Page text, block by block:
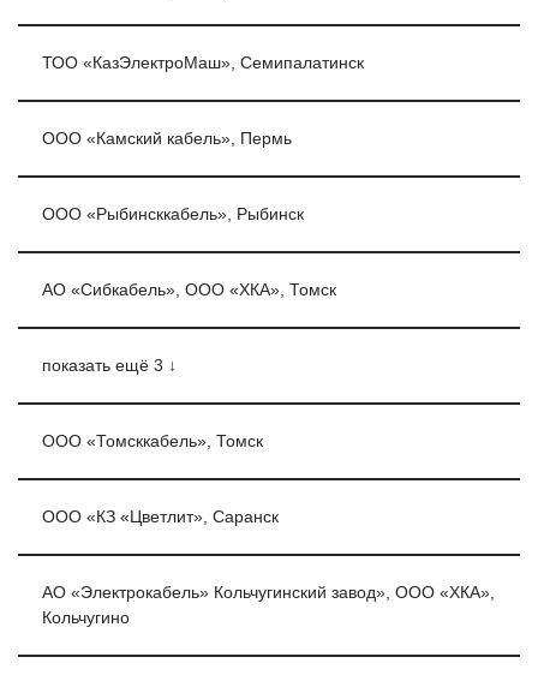
ТОО «КазЭлектроМаш», Семипалатинск
ООО «Камский кабель», Пермь
ООО «Рыбинсккабель», Рыбинск
АО «Сибкабель», ООО «ХКА», Томск
показать ещё 3 ↓
ООО «Томсккабель», Томск
ООО «КЗ «Цветлит», Саранск
АО «Электрокабель» Кольчугинский завод», ООО «ХКА»,
Кольчугино